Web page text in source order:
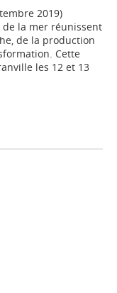
2019)
de la mer réunissent
de la production
Cette
les 12 et 13